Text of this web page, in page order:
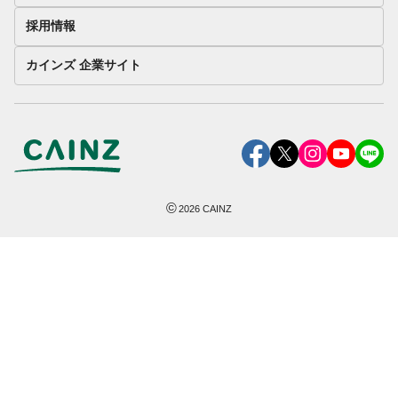
採用情報
カインズ 企業サイト
©2026 CAINZ